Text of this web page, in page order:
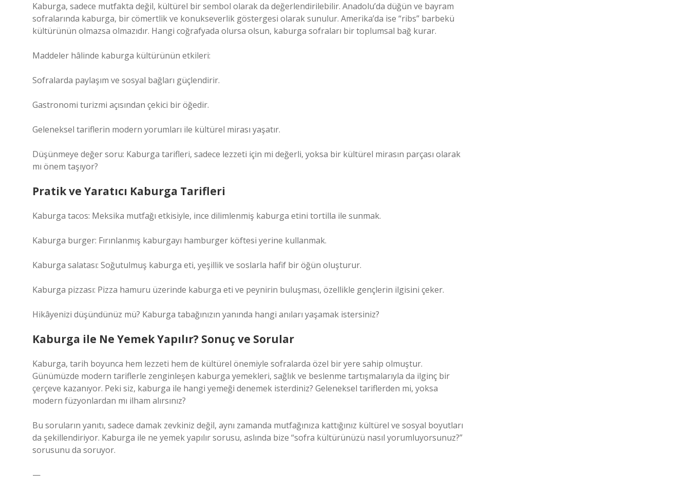
Kaburga, sadece mutfakta değil, kültürel bir sembol olarak da değerlendirilebilir. Anadolu’da düğün ve bayram
sofralarında kaburga, bir cömertlik ve konukseverlik göstergesi olarak sunulur. Amerika’da ise “ribs” barbekü
kültürünün olmazsa olmazıdır. Hangi coğrafyada olursa olsun, kaburga sofraları bir toplumsal bağ kurar.
Maddeler hâlinde kaburga kültürünün etkileri:
Sofralarda paylaşım ve sosyal bağları güçlendirir.
Gastronomi turizmi açısından çekici bir öğedir.
Geleneksel tariflerin modern yorumları ile kültürel mirası yaşatır.
Düşünmeye değer soru: Kaburga tarifleri, sadece lezzeti için mi değerli, yoksa bir kültürel mirasın parçası olarak
mı önem taşıyor?
Pratik ve Yaratıcı Kaburga Tarifleri
Kaburga tacos: Meksika mutfağı etkisiyle, ince dilimlenmiş kaburga etini tortilla ile sunmak.
Kaburga burger: Fırınlanmış kaburgayı hamburger köftesi yerine kullanmak.
Kaburga salatası: Soğutulmuş kaburga eti, yeşillik ve soslarla hafif bir öğün oluşturur.
Kaburga pizzası: Pizza hamuru üzerinde kaburga eti ve peynirin buluşması, özellikle gençlerin ilgisini çeker.
Hikâyenizi düşündünüz mü? Kaburga tabağınızın yanında hangi anıları yaşamak istersiniz?
Kaburga ile Ne Yemek Yapılır? Sonuç ve Sorular
Kaburga, tarih boyunca hem lezzeti hem de kültürel önemiyle sofralarda özel bir yere sahip olmuştur.
Günümüzde modern tariflerle zenginleşen kaburga yemekleri, sağlık ve beslenme tartışmalarıyla da ilginç bir
çerçeve kazanıyor. Peki siz, kaburga ile hangi yemeği denemek isterdiniz? Geleneksel tariflerden mi, yoksa
modern füzyonlardan mı ilham alırsınız?
Bu soruların yanıtı, sadece damak zevkiniz değil, aynı zamanda mutfağınıza kattığınız kültürel ve sosyal boyutları
da şekillendiriyor. Kaburga ile ne yemek yapılır sorusu, aslında bize “sofra kültürünüzü nasıl yorumluyorsunuz?”
sorusunu da soruyor.
—